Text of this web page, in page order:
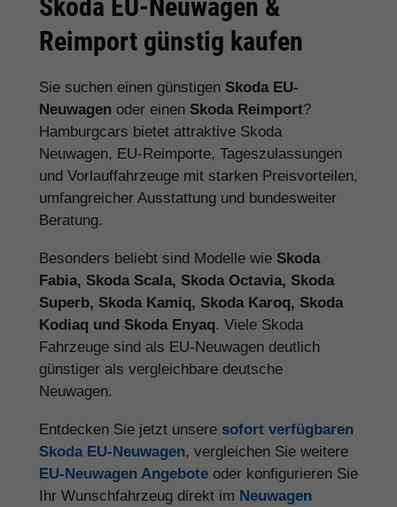
Skoda EU-Neuwagen &
Reimport günstig kaufen
Sie suchen einen günstigen Skoda EU-
Neuwagen oder einen Skoda Reimport?
Hamburgcars bietet attraktive Skoda
Neuwagen, EU-Reimporte, Tageszulassungen
und Vorlauffahrzeuge mit starken Preisvorteilen,
umfangreicher Ausstattung und bundesweiter
Beratung.
Besonders beliebt sind Modelle wie Skoda
Fabia, Skoda Scala, Skoda Octavia, Skoda
Superb, Skoda Kamiq, Skoda Karoq, Skoda
Kodiaq und Skoda Enyaq. Viele Skoda
Fahrzeuge sind als EU-Neuwagen deutlich
günstiger als vergleichbare deutsche
Neuwagen.
Entdecken Sie jetzt unsere sofort verfügbaren
Skoda EU-Neuwagen, vergleichen Sie weitere
EU-Neuwagen Angebote oder konfigurieren Sie
Ihr Wunschfahrzeug direkt im Neuwagen